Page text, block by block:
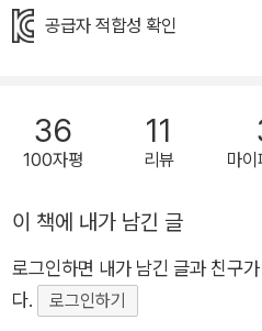
공짜로 음식을 얻어먹을 수는 없
다. 물론 깜냥이라고 처음부터
시 가게를 비운 사이에 손님이
리에 도전하는데, 반죽을 공중에
을 떨어뜨린다. 그러나 깜냥은 포
시도할 때 누구나 두려움이 앞서
지 최선을 다하는 당당한 깜냥의
공급자 적합성 확인
36
100자평
11
리뷰 마
이 책에 내가 남긴 글
로그인하면 내가 남긴 글과 친구
다.
로그인하기